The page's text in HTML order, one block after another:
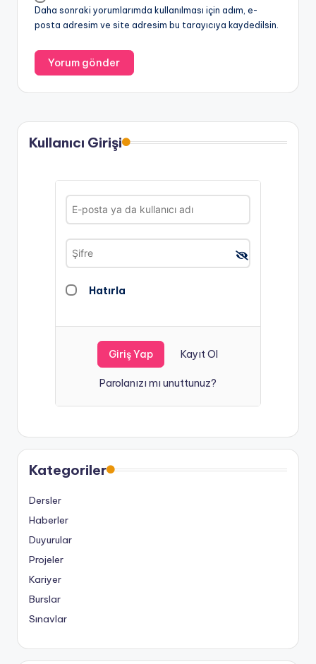
Daha sonraki yorumlarımda kullanılması için adım, e-
posta adresim ve site adresim bu tarayıcıya kaydedilsin.
Kullanıcı Girişi
Hatırla
Kayıt Ol
Parolanızı mı unuttunuz?
Kategoriler
Dersler
Haberler
Duyurular
Projeler
Kariyer
Burslar
Sınavlar